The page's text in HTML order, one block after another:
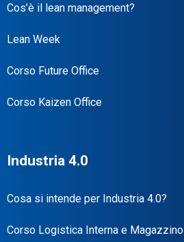
Cos’è il lean management?
Lean Week
Corso Future Office
Corso Kaizen Office
Industria 4.0
Cosa si intende per Industria 4.0?
Corso Logistica Interna e Magazzino